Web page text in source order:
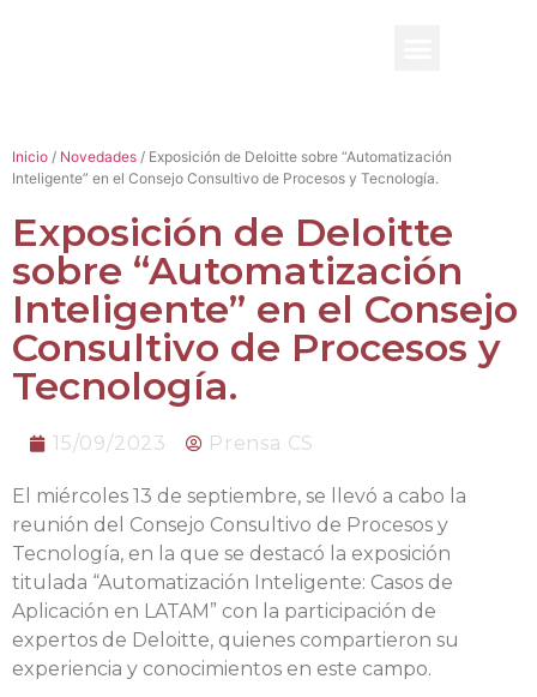
Inicio / Novedades / Exposición de Deloitte sobre “Automatización
Inteligente” en el Consejo Consultivo de Procesos y Tecnología.
Exposición de Deloitte
sobre “Automatización
Inteligente” en el Consejo
Consultivo de Procesos y
Tecnología.
15/09/2023 Prensa CS
El miércoles 13 de septiembre, se llevó a cabo la
reunión del Consejo Consultivo de Procesos y
Tecnología, en la que se destacó la exposición
titulada “Automatización Inteligente: Casos de
Aplicación en LATAM” con la participación de
expertos de Deloitte, quienes compartieron su
experiencia y conocimientos en este campo.